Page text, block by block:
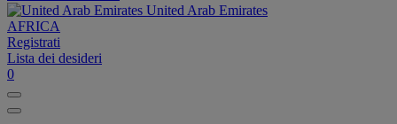
United Arab Emirates
AFRICA
Registrati
Lista dei desideri
0